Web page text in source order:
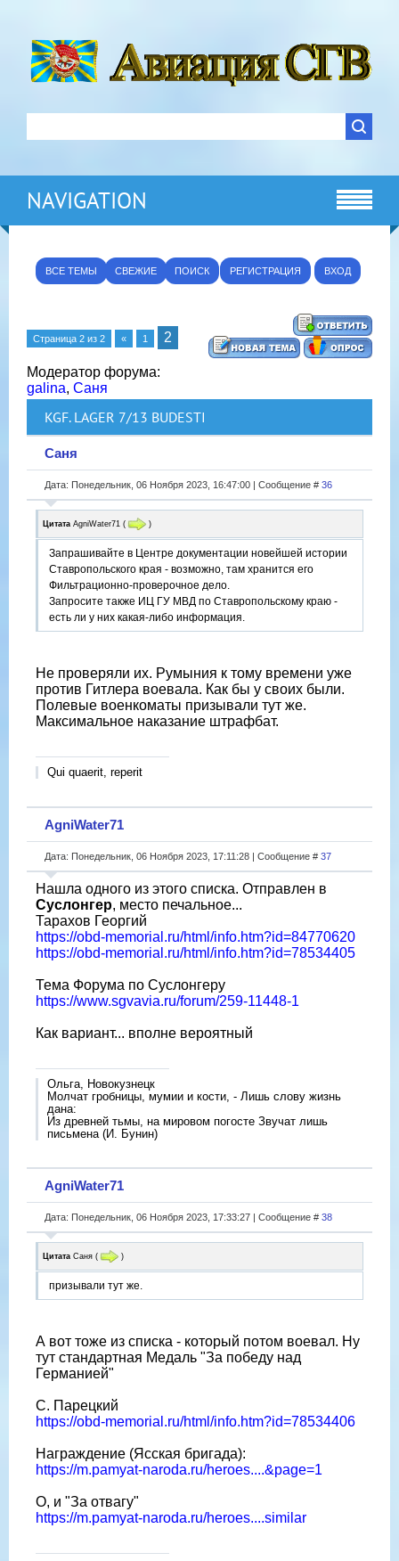
NAVIGATION
ВСЕ ТЕМЫ СВЕЖИЕ ПОИСК РЕГИСТРАЦИЯ ВХОД
Страница 2 из 2 « 1 2
Модератор форума:
galina, Саня
KGF. LAGER 7/13 BUDESTI
Саня
Дата: Понедельник, 06 Ноября 2023, 16:47:00 | Сообщение # 36
Цитата AgniWater71 ( )
Запрашивайте в Центре документации новейшей истории
Ставропольского края - возможно, там хранится его
Фильтрационно-проверочное дело.
Запросите также ИЦ ГУ МВД по Ставропольскому краю -
есть ли у них какая-либо информация.
Не проверяли их. Румыния к тому времени уже
против Гитлера воевала. Как бы у своих были.
Полевые военкоматы призывали тут же.
Максимальное наказание штрафбат.
Qui quaerit, reperit
AgniWater71
Дата: Понедельник, 06 Ноября 2023, 17:11:28 | Сообщение # 37
Нашла одного из этого списка. Отправлен в
Суслонгер, место печальное...
Тарахов Георгий
https://obd-memorial.ru/html/info.htm?id=84770620
https://obd-memorial.ru/html/info.htm?id=78534405
Тема Форума по Суслонгеру
https://www.sgvavia.ru/forum/259-11448-1
Как вариант... вполне вероятный
Ольга, Новокузнецк
Молчат гробницы, мумии и кости, - Лишь слову жизнь
дана:
Из древней тьмы, на мировом погосте Звучат лишь
письмена (И. Бунин)
AgniWater71
Дата: Понедельник, 06 Ноября 2023, 17:33:27 | Сообщение # 38
Цитата Саня ( )
призывали тут же.
А вот тоже из списка - который потом воевал. Ну
тут стандартная Медаль "За победу над
Германией"
С. Парецкий
https://obd-memorial.ru/html/info.htm?id=78534406
Награждение (Ясская бригада):
https://m.pamyat-naroda.ru/heroes....&page=1
О, и "За отвагу"
https://m.pamyat-naroda.ru/heroes....similar